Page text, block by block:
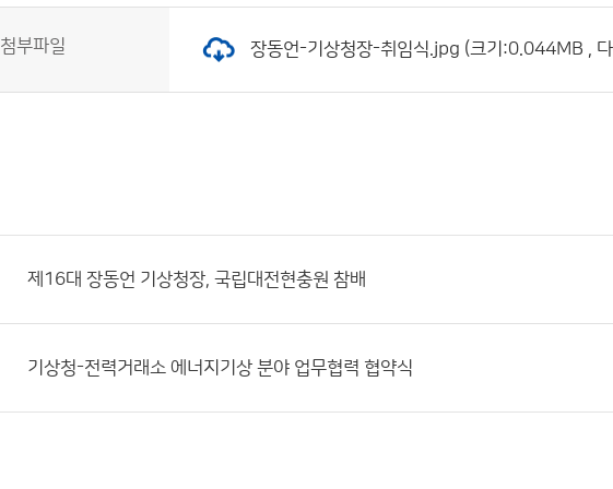
첨부파일 장동언-기상청장-취임식.jpg (크기:0.044MB ,
제16대 장동언 기상청장, 국립대전현충원 참배
기상청-전력거래소 에너지기상 분야 업무협력 협약식